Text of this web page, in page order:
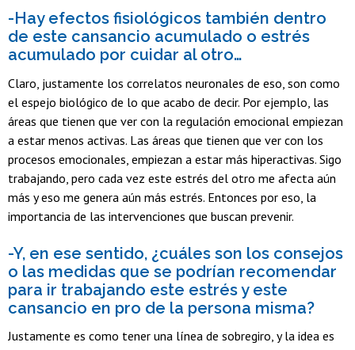
-Hay efectos fisiológicos también dentro
de este cansancio acumulado o estrés
acumulado por cuidar al otro…
Claro, justamente los correlatos neuronales de eso, son como
el espejo biológico de lo que acabo de decir. Por ejemplo, las
áreas que tienen que ver con la regulación emocional empiezan
a estar menos activas. Las áreas que tienen que ver con los
procesos emocionales, empiezan a estar más hiperactivas. Sigo
trabajando, pero cada vez este estrés del otro me afecta aún
más y eso me genera aún más estrés. Entonces por eso, la
importancia de las intervenciones que buscan prevenir.
-Y, en ese sentido, ¿cuáles son los consejos
o las medidas que se podrían recomendar
para ir trabajando este estrés y este
cansancio en pro de la persona misma?
Justamente es como tener una línea de sobregiro, y la idea es